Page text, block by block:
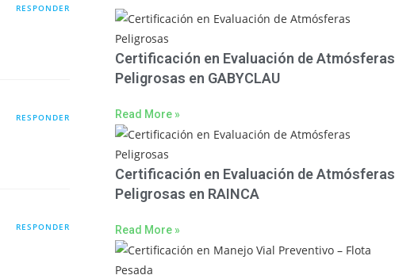
RESPONDER
RESPONDER
RESPONDER
Certificación en Evaluación de Atmósferas
Peligrosas en GABYCLAU
Read More »
Certificación en Evaluación de Atmósferas
Peligrosas en RAINCA
Read More »